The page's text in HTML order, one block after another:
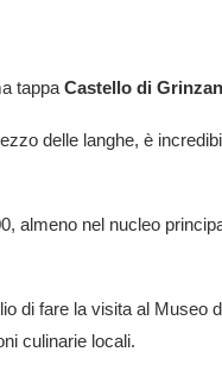
tappa Castello di
delle langhe, è
almeno nel nucleo
di fare la visita al Museo
culinarie locali.